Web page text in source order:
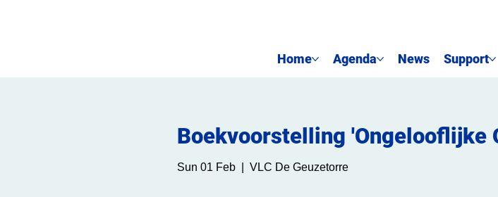
Home Agenda News Support
Boekvoorstelling 'Ongelooflijke
Sun 01 Feb
  |
VLC De Geuzetorre